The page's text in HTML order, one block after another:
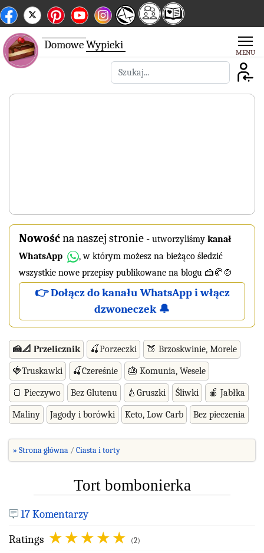
DomoweWypieki
Szukaj
Nowośćna naszej stronie - utworzyliśmy kanał
WhatsApp
, w którym możesz na bieżąco śledzić
wszystkie nowe przepisy publikowane na blogu 🍰🥐🍲
👉 Dołącz do kanału WhatsApp i włącz
dzwoneczek 🔔
🍰📐 Przelicznik 🍒Porzeczki 🍑 Brzoskwinie, Morele
🍓Truskawki 🍒Czereśnie 🎂 Komunia, Wesele
🍞 Pieczywo Bez Glutenu 🍐Gruszki Śliwki 🍎 Jabłka
Maliny Jagody i borówki Keto, Low Carb Bez pieczenia
» Strona główna Ciasta i torty
Tort bombonierka
17 Komentarzy
Ratings
(2)